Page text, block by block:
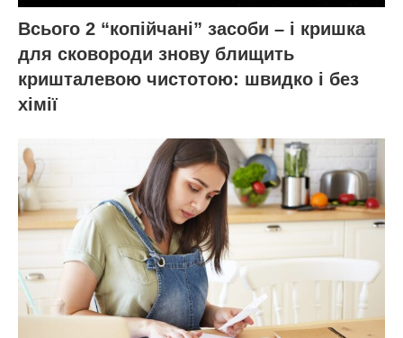
Всього 2 “копійчані” засоби – і кришка
для сковороди знову блищить
кришталевою чистотою: швидко і без
хімії